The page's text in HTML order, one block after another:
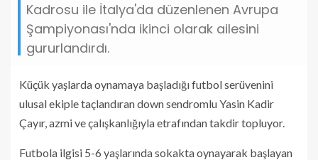
Kadrosu ile İtalya'da düzenlenen Avrupa
Şampiyonası'nda ikinci olarak ailesini
gururlandırdı.
Küçük yaşlarda oynamaya başladığı futbol serüvenini
ulusal ekiple taçlandıran down sendromlu Yasin Kadir
Çayır, azmi ve çalışkanlığıyla etrafından takdir topluyor.
Futbola ilgisi 5-6 yaşlarında sokakta oynayarak başlayan